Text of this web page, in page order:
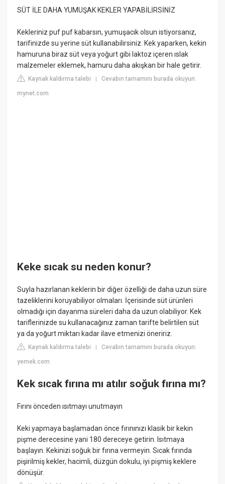
SÜT İLE DAHA YUMUŞAK KEKLER YAPABİLİRSİNİZ
Kekleriniz puf puf kabarsın, yumuşacık olsun istiyorsanız,
tarifinizde su yerine süt kullanabilirsiniz. Kek yaparken, kekin
hamuruna biraz süt veya yoğurt gibi laktoz içeren ıslak
malzemeler eklemek, hamuru daha akışkan bir hale getirir.
Kaynak kaldırma talebi |Cevabın tamamını burada okuyun:
mynet.com
Keke sıcak su neden konur?
Suyla hazırlanan keklerin bir diğer özelliği de daha uzun süre
tazeliklerini koruyabiliyor olmaları. İçerisinde süt ürünleri
olmadığı için dayanma süreleri daha da uzun olabiliyor. Kek
tariflerinizde su kullanacağınız zaman tarifte belirtilen süt
ya da yoğurt miktarı kadar ilave etmenizi öneririz.
Kaynak kaldırma talebi |Cevabın tamamını burada okuyun:
yemek.com
Kek sıcak fırına mı atılır soğuk fırına mı?
Fırını önceden ısıtmayı unutmayın
Keki yapmaya başlamadan önce fırınınızı klasik bir kekin
pişme derecesine yani 180 dereceye getirin. Isıtmaya
başlayın. Kekinizi soğuk bir fırına vermeyin. Sıcak fırında
pişirilmiş kekler, hacimli, düzgün dokulu, iyi pişmiş keklere
dönüşür.